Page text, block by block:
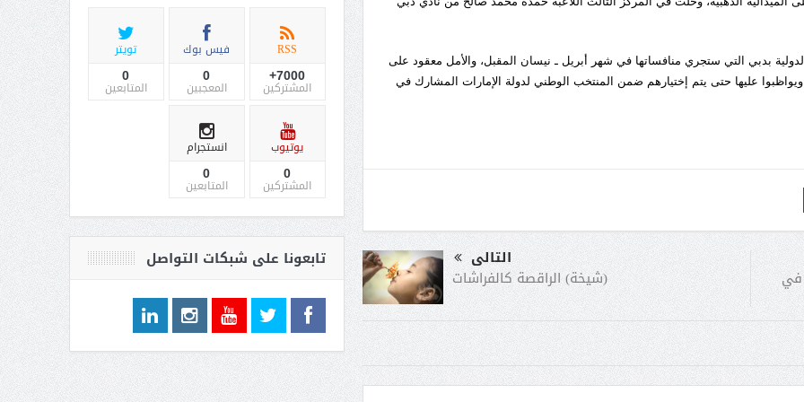
بدبي التي ستجري منافساتها في شهر أبريل ـ نيسان المقبل، والأمل معقود على
عليها حتى يتم إختيارهم ضمن المنتخب الوطني لدولة الإمارات المشارك في
في
التالى
(شيخة) الراقصة كالفراشات
RSS
7000+
المشتركين
فيس بوك
0
المعجبين
تويتر
0
المتابعين
يوتيوب
0
المشتركين
انستجرام
0
المتابعين
تابعونا على شبكات التواصل